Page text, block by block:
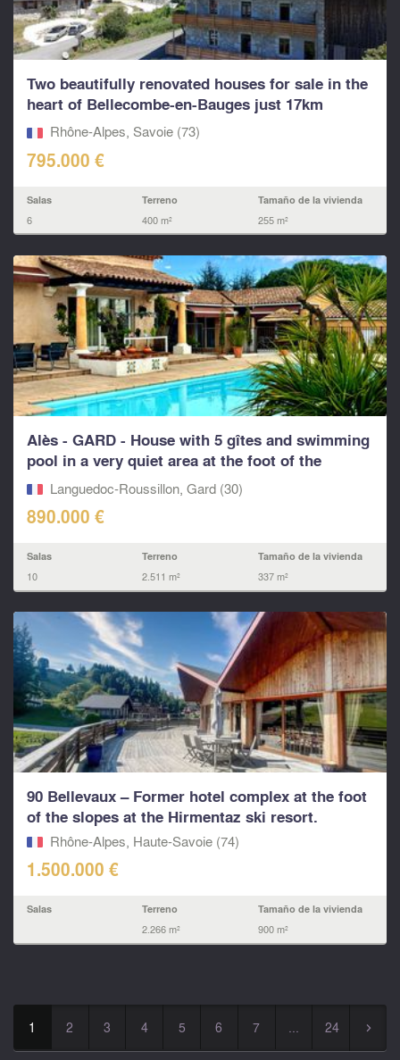
Two beautifully renovated houses for sale in the
heart of Bellecombe-en-Bauges just 17km
from...Rhône-Alpes, Savoie (73)
795.000 €
Salas
6
Terreno
400 m²
Tamaño de la vivienda
255 m²
Alès - GARD - House with 5 gîtes and swimming
pool in a very quiet area at the foot of the
Cévennes
Languedoc-Roussillon, Gard (30)
890.000 €
Salas
10
Terreno
2.511 m²
Tamaño de la vivienda
337 m²
90 Bellevaux – Former hotel complex at the foot
of the slopes at the Hirmentaz ski resort.
Rhône-Alpes, Haute-Savoie (74)
1.500.000 €
Salas Terreno
2.266 m²
Tamaño de la vivienda
900 m²
1 2 3 4 5 6 7 ... 24 ▻